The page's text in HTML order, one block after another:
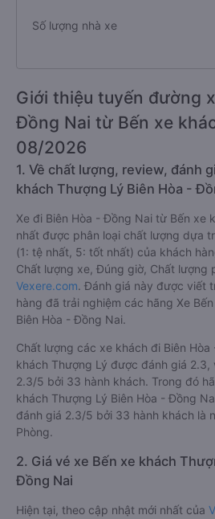
Số lượng nhà xe
Giới thiệu tuyến đường
Đồng Nai từ Bến xe
08/2026
1. Về chất lượng, review, đánh
khách Thượng Lý Biên Hòa -
Xe đi Biên Hòa - Đồng Nai từ Bến xe
nhất được phân loại chất lượng dựa
(1: tệ nhất, 5: tốt nhất) của khách
Chất lượng xe, Đúng giờ, Chất lượng
Vexere.com. Đánh giá này được viết
hàng đã trải nghiệm các hãng Xe
Biên Hòa - Đồng Nai.
Chất lượng các xe khách đi Biên
khách Thượng Lý được đánh giá 2.3,
2.3/5 bởi 33 hành khách. Trong đó
khách Thượng Lý Biên Hòa - Đồng
đánh giá 2.3/5 bởi 33 hành khách là
Phòng.
2. Giá vé xe Bến xe khách
Đồng Nai
Hiện tại, theo cập nhật mới nhất của